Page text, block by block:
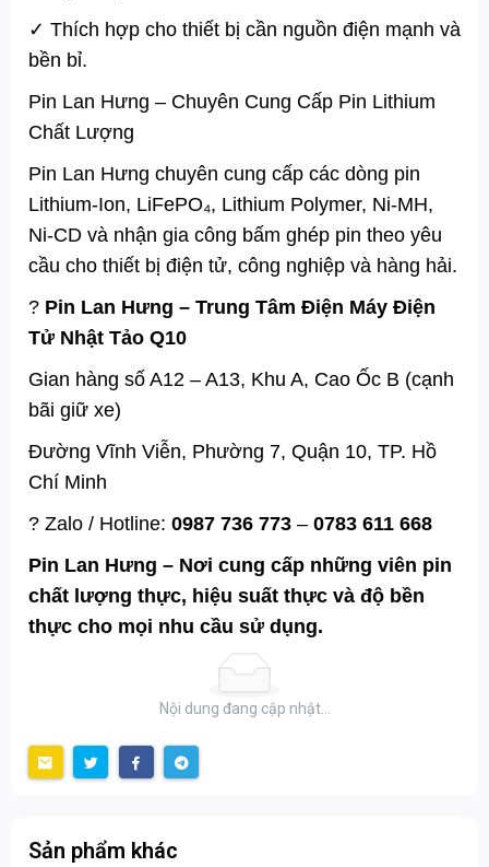
✓ Thích hợp cho thiết bị cần nguồn điện mạnh và
bền bỉ.
Pin Lan Hưng – Chuyên Cung Cấp Pin Lithium
Chất Lượng
Pin Lan Hưng chuyên cung cấp các dòng pin
Lithium-Ion, LiFePO₄, Lithium Polymer, Ni-MH,
Ni-CD và nhận gia công bấm ghép pin theo yêu
cầu cho thiết bị điện tử, công nghiệp và hàng hải.
? Pin Lan Hưng – Trung Tâm Điện Máy Điện
Tử Nhật Tảo Q10
Gian hàng số A12 – A13, Khu A, Cao Ốc B (cạnh
bãi giữ xe)
Đường Vĩnh Viễn, Phường 7, Quận 10, TP. Hồ
Chí Minh
? Zalo / Hotline: 0987 736 773 – 0783 611 668
Pin Lan Hưng – Nơi cung cấp những viên pin
chất lượng thực, hiệu suất thực và độ bền
thực cho mọi nhu cầu sử dụng.
Nội dung đang cập nhật...
Sản phẩm khác